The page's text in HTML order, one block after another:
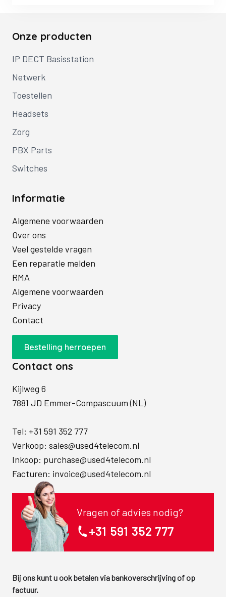
Onze producten
IP DECT Basisstation
Netwerk
Toestellen
Headsets
Zorg
PBX Parts
Switches
Informatie
Algemene voorwaarden
Over ons
Veel gestelde vragen
Een reparatie melden
RMA
Algemene voorwaarden
Privacy
Contact
Bestelling herroepen
Contact ons
Kijlweg 6
7881 JD Emmer-Compascuum (NL)
Tel: +31 591 352 777
Verkoop: sales@used4telecom.nl
Inkoop: purchase@used4telecom.nl
Facturen: invoice@used4telecom.nl
Vragen of advies nodig?
+31 591 352 777
Bij ons kunt u ook betalen via bankoverschrijving of op
factuur.